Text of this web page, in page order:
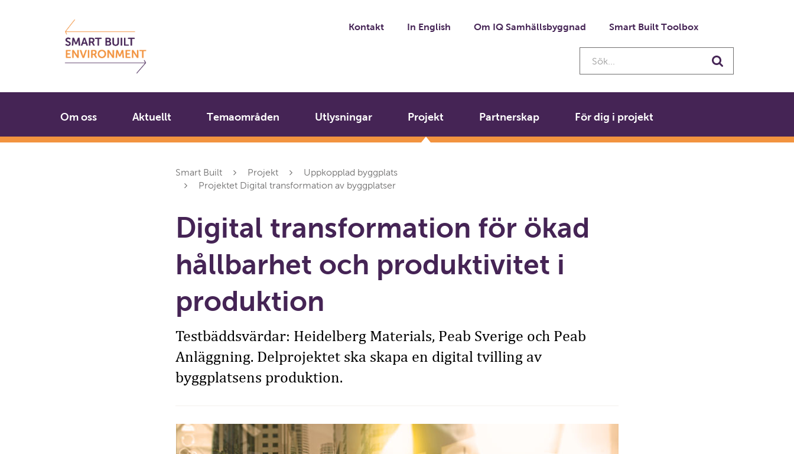
Kontakt In English Om IQ Samhällsbyggnad Smart Built Toolbox
Sök
Om oss Aktuellt Temaområden Utlysningar Projekt Partnerskap För dig i projekt
Smart Built Projekt
Uppkopplad byggplats
Projektet Digital transformation av byggplatser
Digital transformation för ökad
hållbarhet och produktivitet i
produktion
Testbäddsvärdar: Heidelberg Materials, Peab Sverige och Peab
Anläggning. Delprojektet ska skapa en digital tvilling av
byggplatsens produktion.